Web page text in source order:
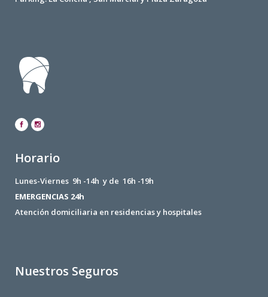
Horario
Lunes-Viernes 9h -14h y de 16h -19h
EMERGENCIAS 24h
Atención domiciliaria en residencias y hospitales
Nuestros Seguros